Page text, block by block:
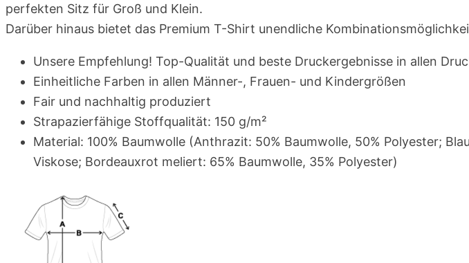
perfekten Sitz für Groß und Klein.
Darüber hinaus bietet das Premium T-Shirt unendliche
Unsere Empfehlung! Top-Qualität und beste Druckergebnisse in allen
Einheitliche Farben in allen Männer-, Frauen- und Kindergrößen
Fair und nachhaltig produziert
Strapazierfähige Stoffqualität: 150 g/m²
Material: 100% Baumwolle (Anthrazit: 50% Baumwolle, 50% Polyester;
Viskose; Bordeauxrot meliert: 65% Baumwolle, 35% Polyester)